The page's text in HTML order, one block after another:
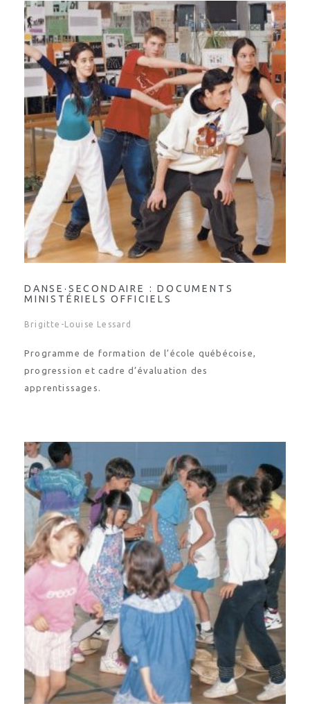
DANSE·SECONDAIRE : DOCUMENTS
MINISTÉRIELS OFFICIELS
Brigitte-Louise Lessard
Programme de formation de l’école québécoise,
progression et cadre d’évaluation des
apprentissages.